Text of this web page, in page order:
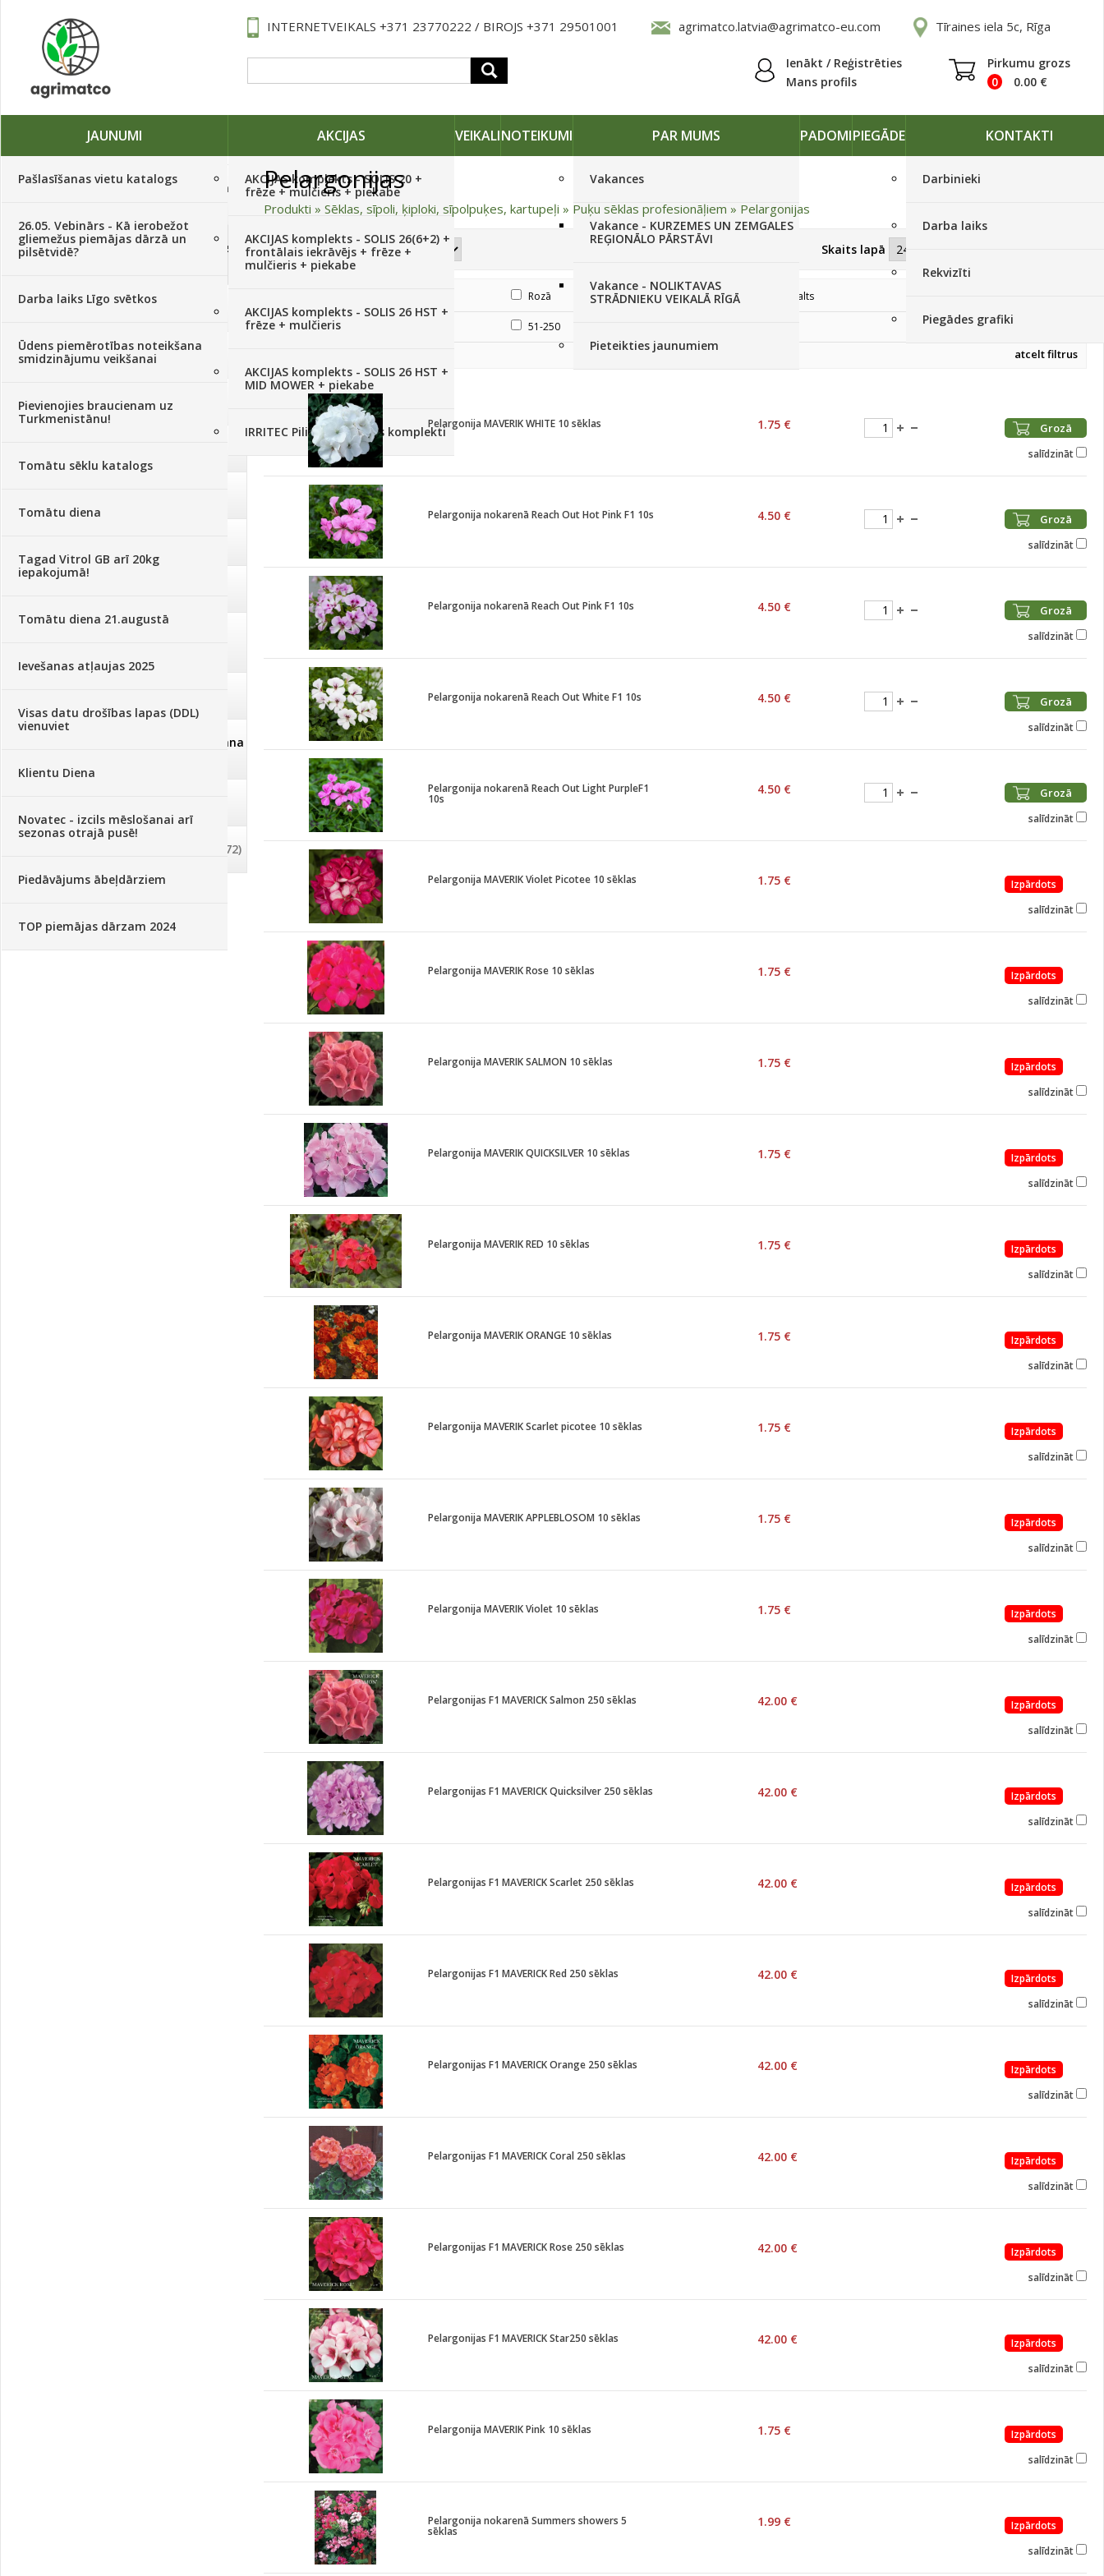
INTERNETVEIKALS +371 23770222 / BIROJS +371 29501001 agrimatco.latvia@agrimatco-eu.com Tīraines iela 5c, Rīga
Ienākt / Reģistrēties
Mans profils
Pirkumu grozs
0
0.00 €
JAUNUMI
Pašlasīšanas vietu katalogs
26.05. Vebinārs - Kā ierobežot
gliemežus piemājas dārzā un
pilsētvidē?
Darba laiks Līgo svētkos
Ūdens piemērotības noteikšana
smidzinājumu veikšanai
Pievienojies braucienam uz
Turkmenistānu!
Tomātu sēklu katalogs
Tomātu diena
Tagad Vitrol GB arī 20kg
iepakojumā!
Tomātu diena 21.augustā
Ievešanas atļaujas 2025
Visas datu drošības lapas (DDL)
vienuviet
Klientu Diena
Novatec - izcils mēslošanai arī
sezonas otrajā pusē!
Piedāvājums ābeļdārziem
TOP piemājas dārzam 2024
AKCIJAS
AKCIJAS komplekts - SOLIS 20 +
frēze + mulčieris + piekabe
AKCIJAS komplekts - SOLIS 26(6+2) +
frontālais iekrāvējs + frēze +
mulčieris + piekabe
AKCIJAS komplekts - SOLIS 26 HST +
frēze + mulčieris
AKCIJAS komplekts - SOLIS 26 HST +
MID MOWER + piekabe
IRRITEC Pilienlaistīšanas komplekti
VEIKALINOTEIKUMI PAR MUMS
Vakances
Vakance - KURZEMES UN ZEMGALES
REĢIONĀLO PĀRSTĀVI
Vakance - NOLIKTAVAS
STRĀDNIEKU VEIKALĀ RĪGĀ
Pieteikties jaunumiem
PADOMIPIEGĀDE KONTAKTI
Darbinieki
Darba laiks
Rekvizīti
Piegādes grafiki
Traktori, tehnika, rezerves daļas,
Sēklas, sīpoli, ķiploki, sīpolpuķes,
kartupeļi
Augu aizsardzība(366)
Mēslojumi(495)
Augsne, kūdra, mulča
Dezinfekcija, tīrīšana, mazgāšana
(72)
Pelargonijas
Produkti » Sēklas, sīpoli, ķiploki, sīpolpuķes, kartupeļi » Puķu sēklas profesionāļiem » Pelargonijas
Kārtot pēc Skaits lapā
Rozā Sarkans
Balts
Sēklu skaits paciņā
51-250
atcelt filtrus
Pelargonija MAVERIK WHITE 10 sēklas 1.75 € Grozā
salīdzināt
Pelargonija nokarenā Reach Out Hot Pink F1 10s 4.50 € Grozā
salīdzināt
Pelargonija nokarenā Reach Out Pink F1 10s 4.50 € Grozā
salīdzināt
Pelargonija nokarenā Reach Out White F1 10s 4.50 € Grozā
salīdzināt
Pelargonija nokarenā Reach Out Light PurpleF1
10s
4.50 € Grozā
salīdzināt
Pelargonija MAVERIK Violet Picotee 10 sēklas 1.75 €
Izpārdots
salīdzināt
Pelargonija MAVERIK Rose 10 sēklas 1.75 €
Izpārdots
salīdzināt
Pelargonija MAVERIK SALMON 10 sēklas 1.75 €
Izpārdots
salīdzināt
Pelargonija MAVERIK QUICKSILVER 10 sēklas 1.75 €
Izpārdots
salīdzināt
Pelargonija MAVERIK RED 10 sēklas 1.75 €
Izpārdots
salīdzināt
Pelargonija MAVERIK ORANGE 10 sēklas 1.75 €
Izpārdots
salīdzināt
Pelargonija MAVERIK Scarlet picotee 10 sēklas 1.75 €
Izpārdots
salīdzināt
Pelargonija MAVERIK APPLEBLOSOM 10 sēklas 1.75 €
Izpārdots
salīdzināt
Pelargonija MAVERIK Violet 10 sēklas 1.75 €
Izpārdots
salīdzināt
Pelargonijas F1 MAVERICK Salmon 250 sēklas 42.00 €
Izpārdots
salīdzināt
Pelargonijas F1 MAVERICK Quicksilver 250 sēklas 42.00 €
Izpārdots
salīdzināt
Pelargonijas F1 MAVERICK Scarlet 250 sēklas 42.00 €
Izpārdots
salīdzināt
Pelargonijas F1 MAVERICK Red 250 sēklas 42.00 €
Izpārdots
salīdzināt
Pelargonijas F1 MAVERICK Orange 250 sēklas 42.00 €
Izpārdots
salīdzināt
Pelargonijas F1 MAVERICK Coral 250 sēklas 42.00 €
Izpārdots
salīdzināt
Pelargonijas F1 MAVERICK Rose 250 sēklas 42.00 €
Izpārdots
salīdzināt
Pelargonijas F1 MAVERICK Star250 sēklas 42.00 €
Izpārdots
salīdzināt
Pelargonija MAVERIK Pink 10 sēklas 1.75 €
Izpārdots
salīdzināt
Pelargonija nokarenā Summers showers 5
sēklas
1.99 €
Izpārdots
salīdzināt